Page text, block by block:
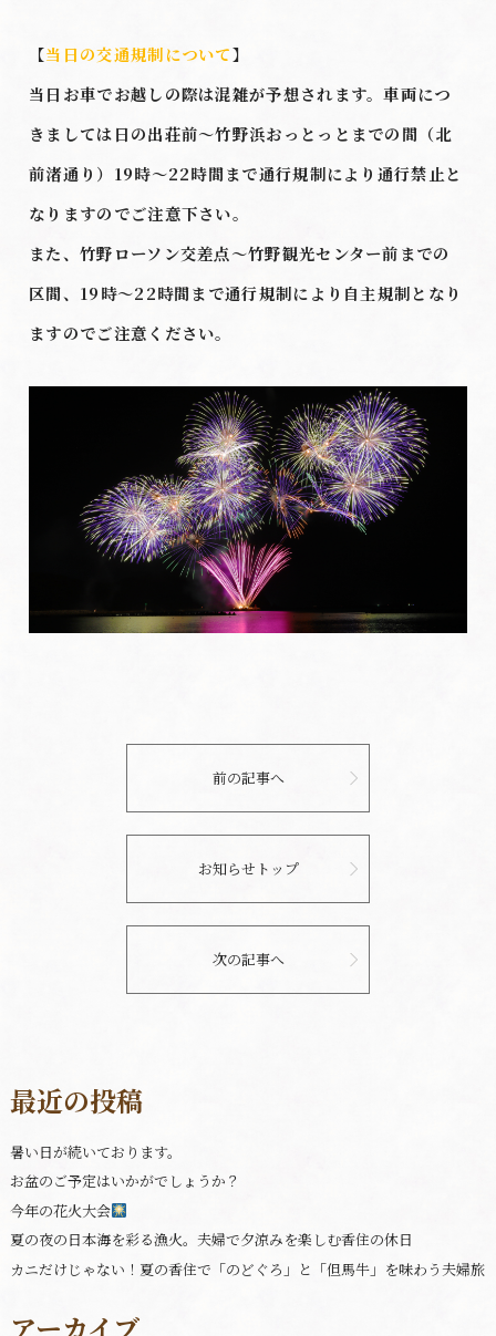
【当日の交通規制について】
当日お車でお越しの際は混雑が予想されます。車両につ
きましては日の出荘前～竹野浜おっとっとまでの間（北
前渚通り）19時～22時間まで通行規制により通行禁止と
なりますのでご注意下さい。
また、竹野ローソン交差点～竹野観光センター前までの
区間、19時～22時間まで通行規制により自主規制となり
ますのでご注意ください。
前の記事へ
お知らせトップ
次の記事へ
最近の投稿
暑い日が続いております。
お盆のご予定はいかがでしょうか？
今年の花火大会
夏の夜の日本海を彩る漁火。夫婦で夕涼みを楽しむ香住の休日
カニだけじゃない！夏の香住で「のどぐろ」と「但馬牛」を味わう夫婦旅
アーカイブ